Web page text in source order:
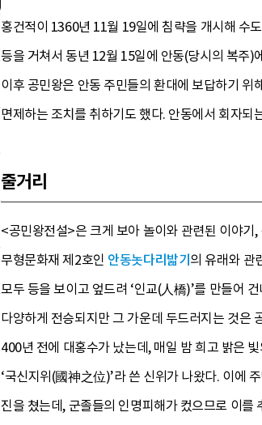
홍건적이 1360년 11월 19일에 침략을 개시해 수
등을 거쳐서 동년 12월 15일에 안동(당시의 복주)
이후 공민왕은 안동 주민들의 환대에 보답하기
면제하는 조치를 취하기도 했다. 안동에서 회자
줄거리
<공민왕전설>은 크게 보아 놀이와 관련된 이야기
무형문화재 제2호인 안동놋다리밟기의 유래와 관
모두 등을 보이고 엎드려 ‘인교(人橋)’를 만들어
다양하게 전승되지만 그 가운데 두드러지는 것은
400년 전에 대홍수가 났는데, 매일 밤 희고 밝은
‘국신지위(國神之位)’라 쓴 신위가 나왔다. 이에
진을 쳤는데, 군졸들의 인명피해가 컸으므로 이